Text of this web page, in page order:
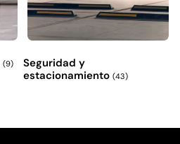
(9)
Seguridad y
estacionamiento (43)